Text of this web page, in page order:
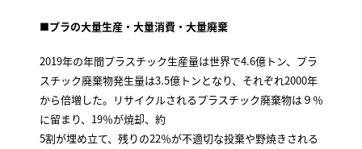
■プラの大量生産・大量消費・大量廃棄
2019年の年間プラスチック生産量は世界で4.6億トン、プラ
スチック廃棄物発生量は3.5億トンとなり、それぞれ2000年
から倍増した。リサイクルされるプラスチック廃棄物は９％
に留まり、19％が焼却、約
5割が埋め立て、残りの22％が不適切な投棄や野焼きされる